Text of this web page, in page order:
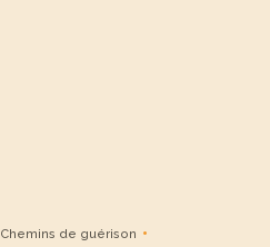
Chemins de guérison